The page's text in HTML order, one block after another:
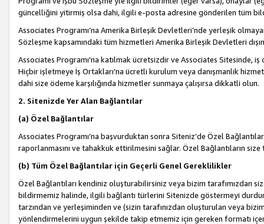
güncelliğini yitirmiş olsa dahi, ilgili e-posta adresine gönderilen tüm
Associates Programı’na Amerika Birleşik Devletleri’nde yerleşik
Sözleşme kapsamındaki tüm hizmetleri Amerika Birleşik Devletleri
Associates Programı'na katılmak ücretsizdir ve Associates Sitesinde,
Hiçbir işletmeye İş Ortakları’na ücretli kurulum veya danışmanlık
dahi size ödeme karşılığında hizmetler sunmaya çalışırsa dikkatli olun.
2. Sitenizde Yer Alan Bağlantılar
(a) Özel Bağlantılar
Associates Programı’na başvurduktan sonra Siteniz’de Özel
raporlanmasını ve tahakkuk ettirilmesini sağlar. Özel Bağlantıların
(b) Tüm Özel Bağlantılar için Geçerli Genel Gereklilikler
Özel Bağlantıları kendiniz oluşturabilirsiniz veya bizim tarafımızdan
bildirmemiz halinde, ilgili bağlantı türlerini Sitenizde göstermeyi
tarzından ve yerleşiminden ve (sizin tarafınızdan oluşturulan veya
yönlendirmelerini uygun şekilde takip etmemiz için gereken formatı